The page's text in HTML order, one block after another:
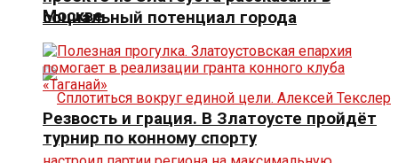
социальный потенциал города
Москве
Резвость и грация. В Златоусте пройдёт
турнир по конному спорту